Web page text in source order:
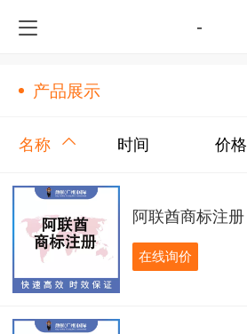
-
产品展示
名称 时间 价格
阿联酋商标注册
在线询价